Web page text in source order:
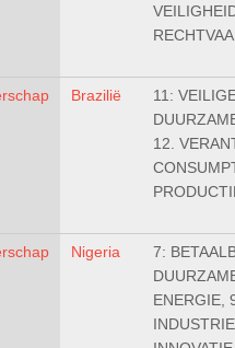
Brazilië
11:
12.
Nigeria
7:
ENERGIE,